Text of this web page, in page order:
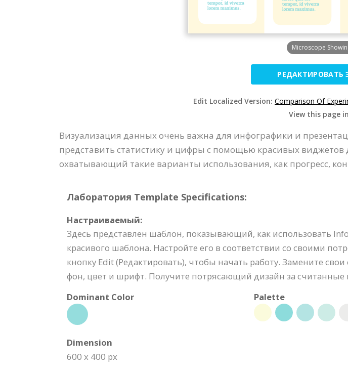
Microscope
РЕДАКТИРОВАТЬ
Edit Localized Version: Comparison Of
View this page
Визуализация данных очень важна для инфографики и
представить статистику и цифры с помощью красивых
охватывающий такие варианты использования, как прогресс,
Лаборатория Template Specifications:
Настраиваемый:
Здесь представлен шаблон, показывающий, как использовать
красивого шаблона. Настройте его в соответствии со своими
кнопку Edit (Редактировать), чтобы начать работу. Замените
фон, цвет и шрифт. Получите потрясающий дизайн за
Dominant Color
Palette
Dimension
600 x 400 px